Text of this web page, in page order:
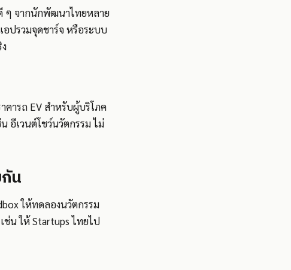
ๆ จากนักพัฒนาไทยหลาย
ปรวมจุดชาร์จ หรือระบบ
ารถ EV สำหรับผู้บริโภค
อีเวนต์โชว์นวัตกรรม ไม่
น
ให้ทดลองนวัตกรรม
น ให้ Startups ไทยไป